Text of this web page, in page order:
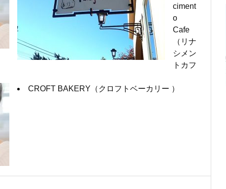
ciment
o
Cafe
（リナ
シメン
トカフ
CROFT BAKERY（クロフトベーカリー ）